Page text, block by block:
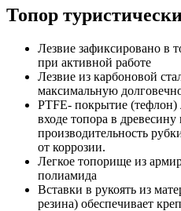
Топор
Лезвие зафиксировано в
при активной работе
Лезвие из карбоновой
максимальную
PTFE- покрытие (тефлон)
входе топора в
производительность
от коррозии.
Легкое топорище из
полиамида
Вставки в рукоять из
резина) обеспечивает